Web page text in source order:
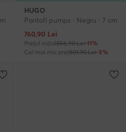
HUGO
Pantofi pumps · Negru · 7 cm
Prețul actual
760,90 Lei
Prețul inițial856,90 Lei-11%
Cel mai mic preț801,90 Lei-5%